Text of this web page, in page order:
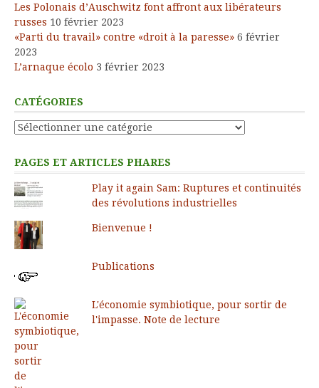
Les Polonais d’Auschwitz font affront aux libérateurs
russes 10 février 2023
«Parti du travail» contre «droit à la paresse» 6 février
2023
L’arnaque écolo 3 février 2023
CATÉGORIES
Catégories
PAGES ET ARTICLES PHARES
Play it again Sam: Ruptures et continuités
des révolutions industrielles
Bienvenue !
Publications
L'économie symbiotique, pour sortir de
l'impasse. Note de lecture